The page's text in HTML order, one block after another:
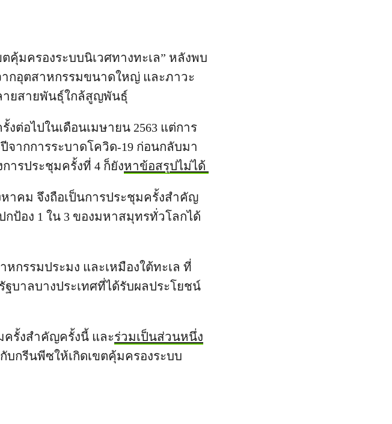
คุ้มครองระบบนิเวศทางทะเล” หลังพบ
กอุตสาหกรรมขนาดใหญ่ และภาวะ
ายสายพันธุ์ใกล้สูญพันธุ์
ต่อไปในเดือนเมษายน 2563 แต่การ
จากการระบาดโควิด-19 ก่อนกลับมา
ารประชุมครั้งที่ 4 ก็ยังหาข้อสรุปไม่ได้
าคม จึงถือเป็นการประชุมครั้งสำคัญ
กป้อง 1 ใน 3 ของมหาสมุทรทั่วโลกได้
กรรมประมง และเหมืองใต้ทะเล ที่
บาลบางประเทศที่ได้รับผลประโยชน์
ครั้งสำคัญครั้งนี้ และร่วมเป็นส่วนหนึ่ง
บกรีนพีซให้เกิดเขตคุ้มครองระบบ